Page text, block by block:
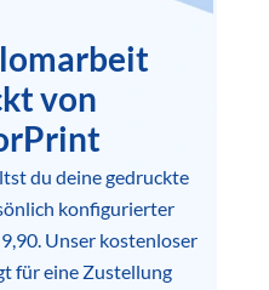
von
du deine gedruckte
konfigurierter
Unser kostenloser
für eine Zustellung